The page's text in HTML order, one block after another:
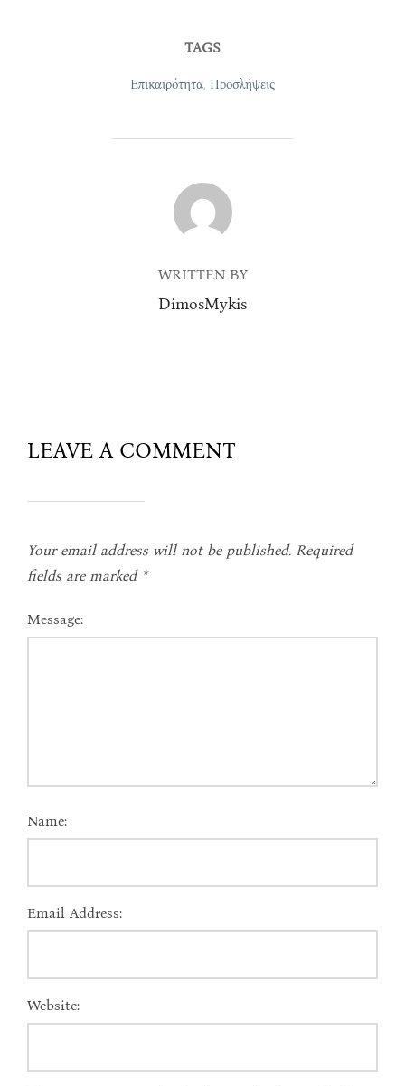
TAGS
Επικαιρότητα, Προσλήψεις
POST AUTHOR
WRITTEN BY
DimosMykis
LEAVE A COMMENT
Your email address will not be published. Required
fields are marked *
Message:
Name:
Email Address:
Website: